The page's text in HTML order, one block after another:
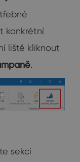
konkrétní
liště kliknout
.
sekci